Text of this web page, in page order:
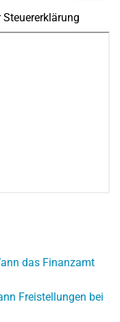
das Finanzamt
Freistellungen bei